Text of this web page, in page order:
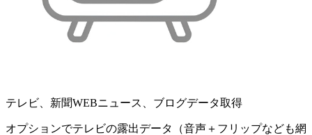
テレビ、新聞WEBニュース、ブログデータ取得
オプションでテレビの露出データ（音声＋フリップなども網